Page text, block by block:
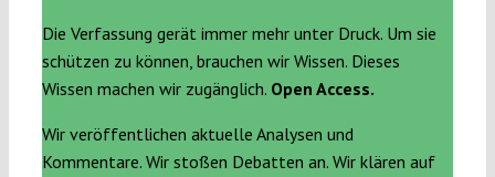
Die Verfassung gerät immer mehr unter Druck. Um sie
schützen zu können, brauchen wir Wissen. Dieses
Wissen machen wir zugänglich. Open Access.
Wir veröffentlichen aktuelle Analysen und
Kommentare. Wir stoßen Debatten an. Wir klären auf